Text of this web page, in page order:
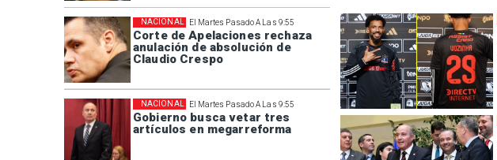
El Martes Pasado A Las 9:55
Corte de Apelaciones rechaza
anulación de absolución de
Claudio Crespo
NACIONAL
El Martes Pasado A Las 9:55
Gobierno busca vetar tres
artículos en megarreforma
NACIONAL